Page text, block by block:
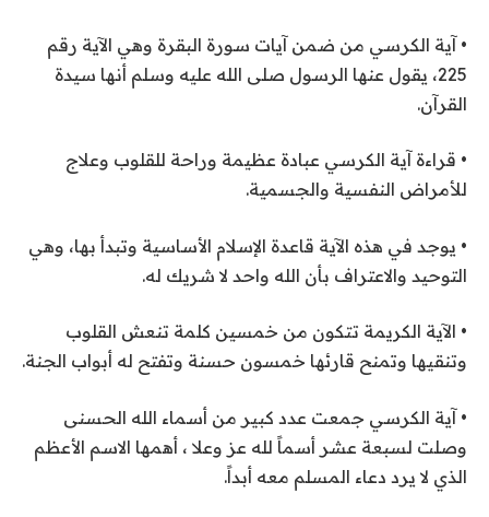
• آية الكرسي من ضمن آيات سورة البقرة وهي الآية رقم
225، يقول عنها الرسول صلى الله عليه وسلم أنها سيدة
القرآن.
• قراءة آية الكرسي عبادة عظيمة وراحة للقلوب وعلاج
للأمراض النفسية والجسمية.
• يوجد في هذه الآية قاعدة الإسلام الأساسية وتبدأ بها، وهي
التوحيد والاعتراف بأن الله واحد لا شريك له.
• الآية الكريمة تتكون من خمسين كلمة تنعش القلوب
وتنقيها وتمنح قارئها خمسون حسنة وتفتح له أبواب الجنة.
• آية الكرسي جمعت عدد كبير من أسماء الله الحسنى
وصلت لسبعة عشر أسماً لله عز وعلا ، أهمها الاسم الأعظم
الذي لا يرد دعاء المسلم معه أبداً.